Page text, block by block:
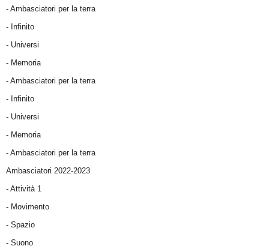
- Ambasciatori per la terra
- Infinito
- Universi
- Memoria
- Ambasciatori per la terra
- Infinito
- Universi
- Memoria
- Ambasciatori per la terra
Ambasciatori 2022-2023
- Attività 1
- Movimento
- Spazio
- Suono